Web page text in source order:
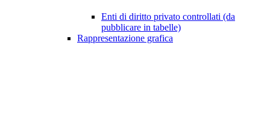
Enti di diritto privato controllati (da
pubblicare in tabelle)
Rappresentazione grafica